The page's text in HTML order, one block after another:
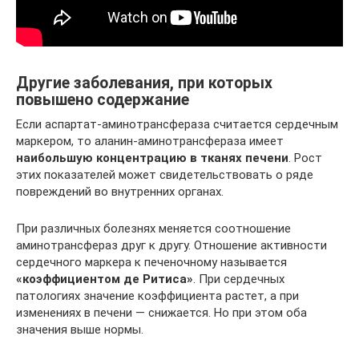
Другие заболевания, при которых
повышено содержание
Если аспартат-аминотрансфераза считается сердечным
маркером, то аланин-аминотрансфераза имеет
наибольшую концентрацию в тканях печени. Рост
этих показателей может свидетельствовать о ряде
повреждений во внутренних органах.
При различных болезнях меняется соотношение
аминотрансфераз друг к другу. Отношение активности
сердечного маркера к печеночному называется
«коэффициентом де Ритиса». При сердечных
патологиях значение коэффициента растет, а при
изменениях в печени — снижается. Но при этом оба
значения выше нормы.